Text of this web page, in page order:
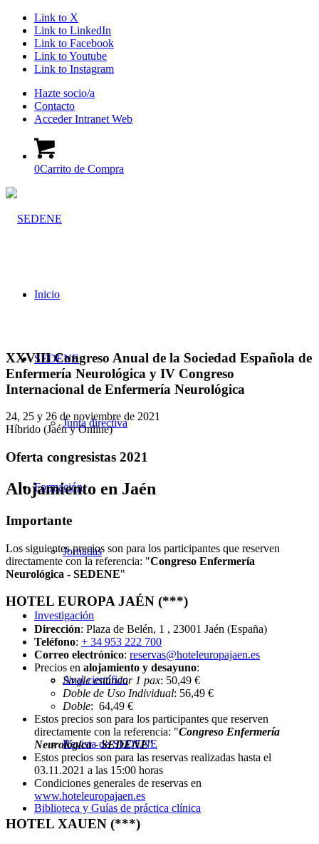
Link to X
Link to LinkedIn
Link to Facebook
Link to Youtube
Link to Instagram
Hazte socio/a
Contacto
Acceder Intranet Web
0Carrito de Compra
Inicio
SEDENE
Junta directiva
Formación
Jornadas
Investigación
Aval científico
Revista de SEDENE
Biblioteca y Guías de práctica clínica
XXVIII Congreso Anual de la Sociedad Española de
Enfermería Neurológica y IV Congreso
Internacional de Enfermería Neurológica
24, 25 y 26 de noviembre de 2021
Híbrido (Jaén y Online)
Oferta congresistas 2021
Alojamiento en Jaén
Importante
Los siguientes precios son para los participantes que reserven
directamente con la referencia: "Congreso Enfermería
Neurológica - SEDENE"
HOTEL EUROPA JAÉN (***)
Dirección: Plaza de Belén, 1 , 23001 Jaén (España)
Teléfono: + 34 953 222 700
Correo electrónico: reservas@hoteleuropajaen.es
Precios en alojamiento y desayuno:
Single estándar 1 pax: 50,49 €
Doble de Uso Individual: 56,49 €
Doble: 64,49 €
Estos precios son para los participantes que reserven
directamente con la referencia: "Congreso Enfermería
Neurológica - SEDENE"
Estos precios son para las reservas realizadas hasta el
03.11.2021 a las 15:00 horas
Condiciones generales de reservas en
www.hoteleuropajaen.es
HOTEL XAUEN (***)